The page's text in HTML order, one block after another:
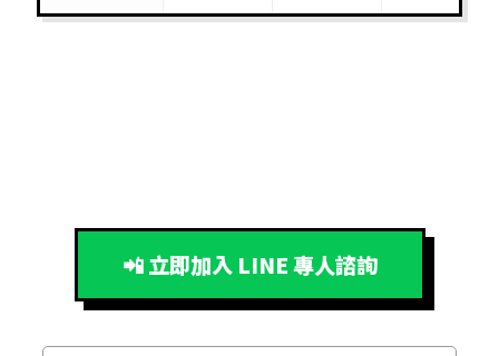
📲 立即加入 LINE 專人諮詢